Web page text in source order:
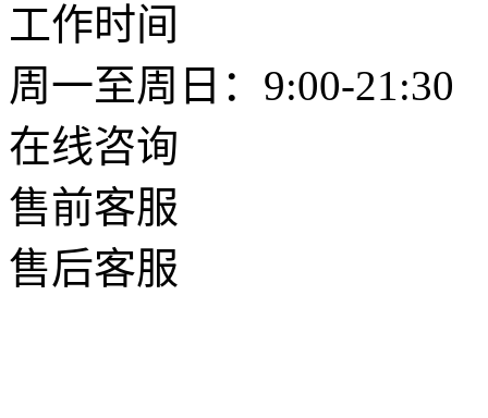
工作时间
周一至周日：9:00-21:30
在线咨询
售前客服
售后客服